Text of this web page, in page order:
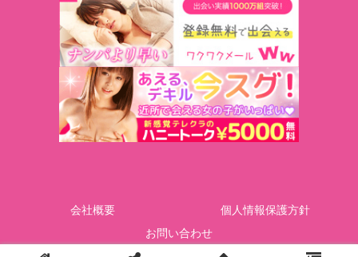
会社概要
個人情報保護方針
お問い合わせ